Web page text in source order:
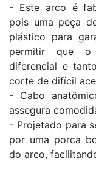
- Este arco é
pois uma peça
plástico para
permitir que o
diferencial e
corte de difícil
- Cabo
assegura
- Projetado para
por uma porca
do arco,